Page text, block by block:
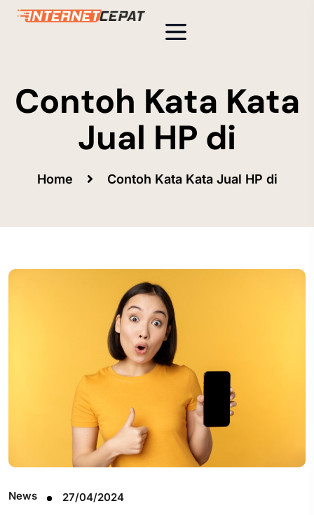
Contoh Kata Kata
Jual HP di
Home Contoh Kata Kata Jual HP di
News 27/04/2024